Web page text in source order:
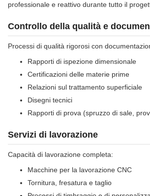
professionale e reattivo durante tutto il
Controllo della qualità e
Processi di qualità rigorosi con
Rapporti di ispezione dimensionale
Certificazioni delle materie prime
Relazioni sul trattamento superficiale
Disegni tecnici
Rapporti di prova (spruzzo di sale,
Servizi di lavorazione
Capacità di lavorazione completa:
Macchine per la lavorazione CNC
Tornitura, fresatura e taglio